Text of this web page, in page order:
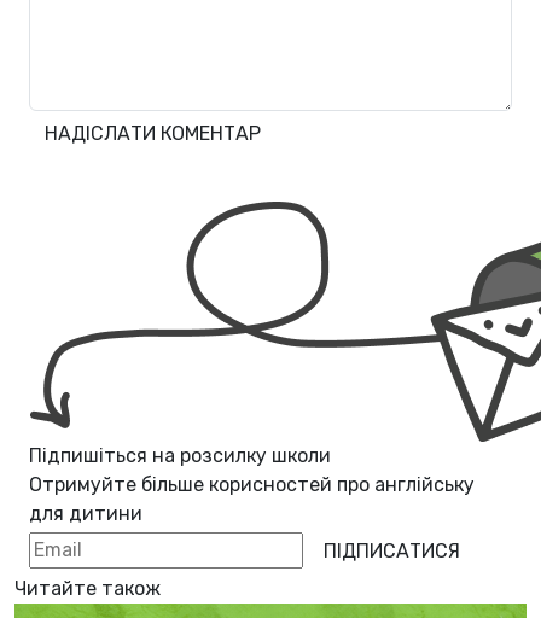
НАДІСЛАТИ КОМЕНТАР
Підпишіться на розсилку школи
Отримуйте більше корисностей про англійську
для дитини
ПІДПИСАТИСЯ
Читайте також